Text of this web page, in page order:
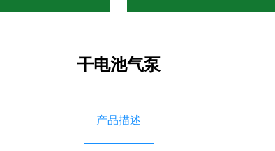
干电池气泵
产品描述